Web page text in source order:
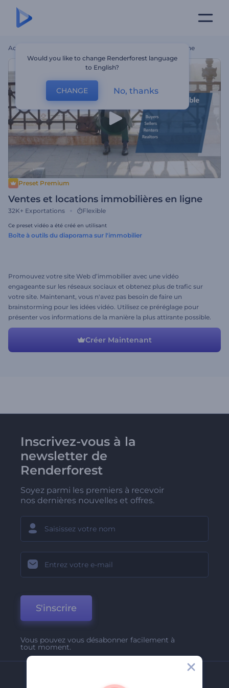
Accueil Ventes Et Locations Immobilières En Ligne
Preset Premium
Ventes et locations immobilières en ligne
32K+ Exportations Flexible
Ce preset vidéo a été créé en utilisant
Boîte à outils du diaporama sur l'immobilier
Promouvez votre site Web d’immobilier avec une vidéo
engageante sur les réseaux sociaux et obtenez plus de trafic sur
votre site. Maintenant, vous n'avez pas besoin de faire un
brainstorming pour les idées vidéo. Utilisez ce préréglage pour
présenter vos informations de la manière la plus attirante possible.
Modifiez les scènes, ajoutez-en de nouvelles ou supprimez celles
dont vous n'avez pas besoin pour obtenir le résultat souhaité.
Créer Maintenant
Inscrivez-vous à la
newsletter de
Renderforest
Soyez parmi les premiers à recevoir
nos dernières nouvelles et offres.
S'inscrire
Vous pouvez vous désabonner facilement à
tout moment.
Would you like to change Renderforest language
to English?
CHANGE No, thanks